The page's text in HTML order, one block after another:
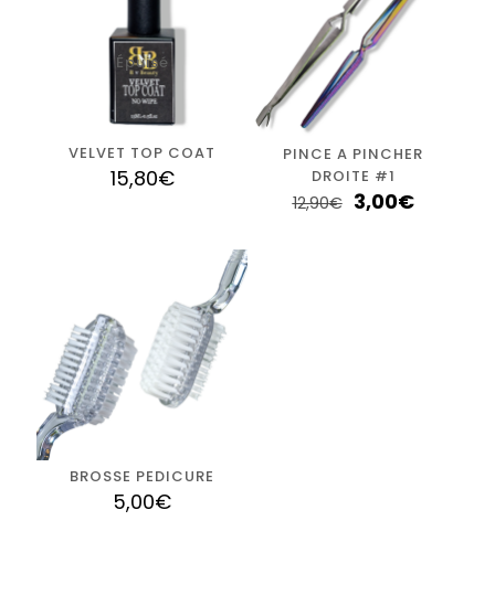
Épuisé
VELVET TOP COAT
15,80€
PINCE A PINCHER
DROITE #1
12,90€ 3,00€
BROSSE PEDICURE
5,00€